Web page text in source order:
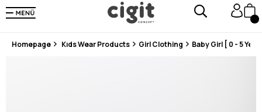
En Uygun Fiyat Garantisi !
300₺ ve Üzeri Alışverişlerde Kargo Ücretsiz !
Homepage Kıds Wear Products Girl Clothing Baby Girl [ 0 - 5